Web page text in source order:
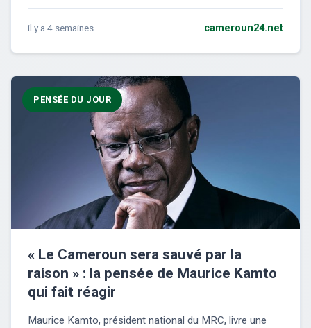
il y a 4 semaines cameroun24.net
PENSÉE DU JOUR
« Le Cameroun sera sauvé par la
raison » : la pensée de Maurice Kamto
qui fait réagir
Maurice Kamto, président national du MRC, livre une